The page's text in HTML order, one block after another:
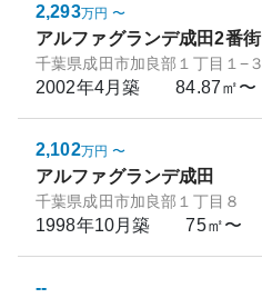
2,293万円 〜
アルファグランデ成田2番街
千葉県成田市加良部１丁目１−３
2002年4月築 84.87㎡〜
2,102万円 〜
アルファグランデ成田
千葉県成田市加良部１丁目８
1998年10月築 75㎡〜
--